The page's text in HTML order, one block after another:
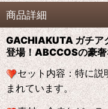
商品詳細
GACHIAKUTA ガチア
登場！ABCCOSの豪
セット内容：特に説
まれています。